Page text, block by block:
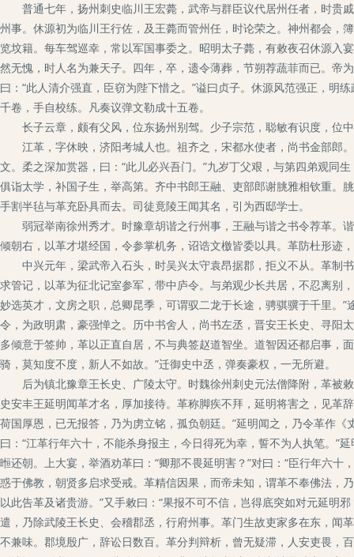
普通七年，扬州刺史临川王宏薨，武帝与群臣议代居州任者，时贵
州事。休源初为临川王行佐，及王薨而管州任，时论荣之。神州都会，
览坟籍。每车驾巡幸，常以军国事委之。昭明太子薨，有敕夜召休源
然无愧，时人名为兼天子。四年，卒，遗令薄葬，节朔荐蔬菲而已。帝
曰：“此人清介强直，臣窃为陛下惜之。”谥曰贞子。休源风范强正，明
千卷，手自校练。凡奏议弹文勒成十五卷。
长子云章，颇有父风，位东扬州别驾。少子宗范，聪敏有识度，位
江革，字休映，济阳考城人也。祖齐之，宋都水使者，尚书金部郎
文。柔之深加赏器，曰：“此儿必兴吾门。”九岁丁父艰，与第四弟观同
俱诣太学，补国子生，举高第。齐中书郎王融、吏部郎谢朓雅相钦重。
手割半毡与革充卧具而去。司徒竟陵王闻其名，引为西邸学士。
弱冠举南徐州秀才。时豫章胡谐之行州事，王融与谐之书令荐革。
倾朝右，以革才堪经国，令参掌机务，诏诰文檄皆委以具。革防杜形迹
中兴元年，梁武帝入石头，时吴兴太守袁昂据郡，拒义不从。革制
求管记，以革为征北记室参军，带中庐令。与弟观少长共居，不忍离别
妙选英才，文房之职，总卿昆季，可谓驭二龙于长途，骋骐骥于千里。
令，为政明肃，豪强惮之。历中书舍人，尚书左丞，晋安王长史、寻阳
多倾意于签帅，革以正直自居，不与典签赵道智坐。道智因还都启事，
骑，莫知度不度，新人不如故。”迁御史中丞，弹奏豪权，一无所避。
后为镇北豫章王长史、广陵太守。时魏徐州刺史元法僧降附，革被
史安丰王延明闻革才名，厚加接待。革称脚疾不拜，延明将害之，见革
荷国厚恩，已无报答，乃为虏立铭，孤负朝廷。”延明闻之，乃令革作
曰：“江革行年六十，不能杀身报主，今日得死为幸，誓不为人执笔。”
暅还朝。上大宴，举酒劝革曰：“卿那不畏延明害？”对曰：“臣行年六
惑于佛教，朝贤多启求受戒。革精信因果，而帝未知，谓革不奉佛法，
以此告革及诸贵游。”又手敕曰：“果报不可不信，岂得底突如对元延明
遣，乃除武陵王长史、会稽郡丞，行府州事。革门生故吏家多在东，闻
不兼味。郡境殷广，辞讼日数百。革分判辩析，曾无疑滞，人安吏畏，